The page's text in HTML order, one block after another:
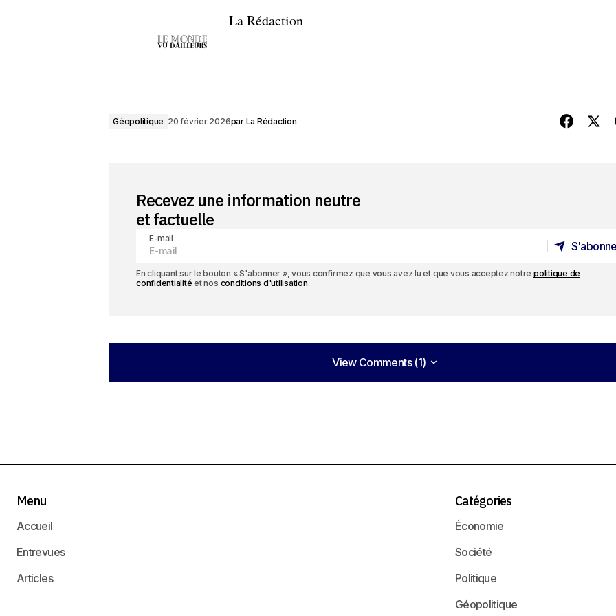
La Rédaction
Géopolitique 20 février 2026par La Rédaction
Recevez une information neutre
et factuelle
E-mail
En cliquant sur le bouton « S'abonner », vous confirmez que vous avez lu et que vous acceptez notrepolitique de
confidentialité et nos conditions d'utilisation.
View Comments (1)
View Comments (1)
Menu
Accueil
Entrevues
Articles
Catégories
Économie
Société
Politique
Géopolitique